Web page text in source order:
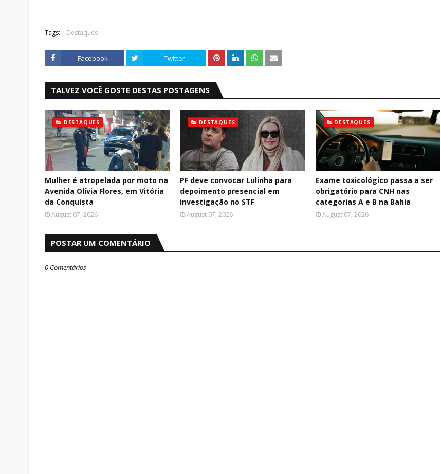
Tags: Destaques
Facebook Twitter
TALVEZ VOCÊ GOSTE DESTAS POSTAGENS
DESTAQUES
Mulher é atropelada por moto na
Avenida Olívia Flores, em Vitória
da Conquista
August 07, 2026
DESTAQUES
PF deve convocar Lulinha para
depoimento presencial em
investigação no STF
August 07, 2026
DESTAQUES
Exame toxicológico passa a ser
obrigatório para CNH nas
categorias A e B na Bahia
August 07, 2026
POSTAR UM COMENTÁRIO
0 Comentários